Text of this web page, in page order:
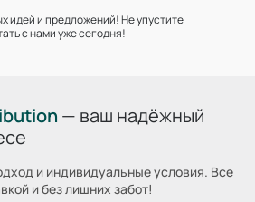
идей и предложений! Не упустите
с нами уже сегодня!
— ваш надёжный
и индивидуальные условия. Все
и без лишних забот!